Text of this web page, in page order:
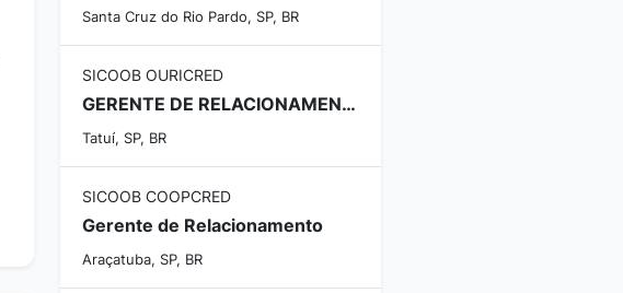
Santa Cruz do Rio Pardo, SP, BR
SICOOB OURICRED
GERENTE DE RELACIONAMENTO
Tatuí, SP, BR
SICOOB COOPCRED
Gerente de Relacionamento
Araçatuba, SP, BR